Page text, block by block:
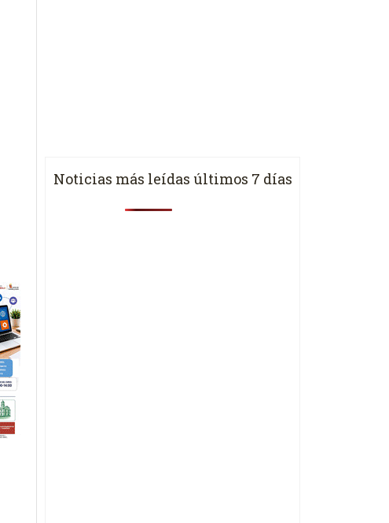
Noticias más leídas últimos 7 días